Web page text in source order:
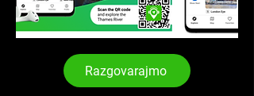
Razgovarajmo